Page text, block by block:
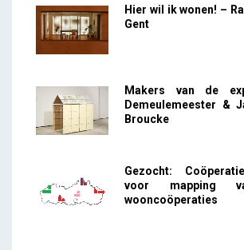
Hier wil ik wonen! –
Gent
Makers van de
Demeulemeester &
Broucke
Gezocht:
voor mapping
wooncoöperaties